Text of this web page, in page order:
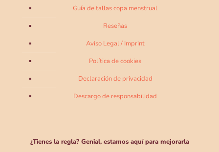
Guía de tallas copa menstrual
Reseñas
Aviso Legal / Imprint
Política de cookies
Declaración de privacidad
Descargo de responsabilidad
¿Tienes la regla? Genial, estamos aquí para mejorarla